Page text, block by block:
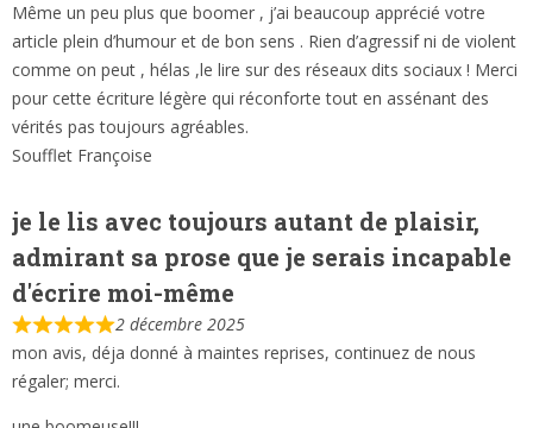
Même un peu plus que boomer , j’ai beaucoup apprécié votre
article plein d’humour et de bon sens . Rien d’agressif ni de violent
comme on peut , hélas ,le lire sur des réseaux dits sociaux ! Merci
pour cette écriture légère qui réconforte tout en assénant des
vérités pas toujours agréables.
Soufflet Françoise
je le lis avec toujours autant de plaisir,
admirant sa prose que je serais incapable
d'écrire moi-même
2 décembre 2025
mon avis, déja donné à maintes reprises, continuez de nous
régaler; merci.